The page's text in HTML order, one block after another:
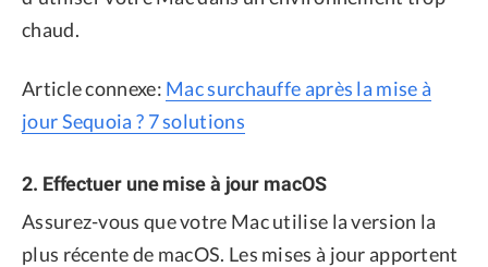
chaud.
Article connexe: Mac surchauffe après la mise à
jour Sequoia ? 7 solutions
2. Effectuer une mise à jour macOS
Assurez-vous que votre Mac utilise la version la
plus récente de macOS. Les mises à jour apportent